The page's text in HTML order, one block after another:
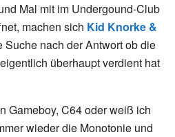
Mal mit im Undergound-Club
machen sich Kid Knorke &
Suche nach der Antwort ob die
überhauptverdient hat
Gameboy, C64 oder weiß ich
wieder die Monotonie und